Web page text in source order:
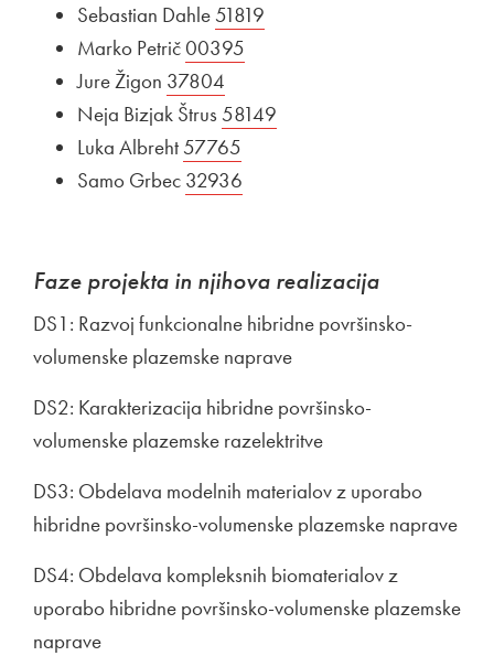
Sebastian Dahle Zunanja povezava na
51819
Marko Petrič Zunanja povezava na
00395
Jure Žigon Zunanja povezava na
37804
Neja Bizjak Štrus Zunanja povezava na
58149
Luka Albreht Zunanja povezava na
57765
Samo Grbec Zunanja povezava na
32936
Faze projekta in njihova realizacija
DS1: Razvoj funkcionalne hibridne površinsko-
volumenske plazemske naprave
DS2: Karakterizacija hibridne površinsko-
volumenske plazemske razelektritve
DS3: Obdelava modelnih materialov z uporabo
hibridne površinsko-volumenske plazemske naprave
DS4: Obdelava kompleksnih biomaterialov z
uporabo hibridne površinsko-volumenske plazemske
naprave